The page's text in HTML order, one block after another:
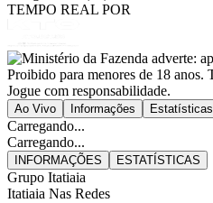
TEMPO REAL POR
Ao Vivo Informações Estatísticas
Carregando...
Carregando...
INFORMAÇÕES ESTATÍSTICAS
Grupo Itatiaia
Itatiaia Nas Redes